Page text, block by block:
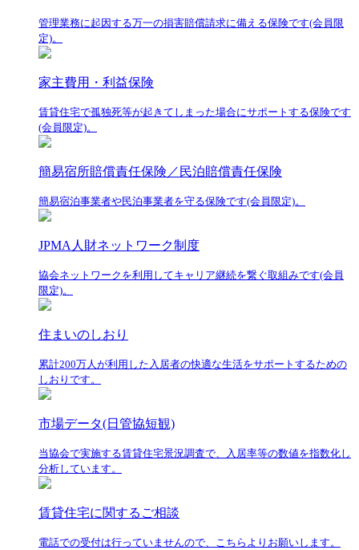
管理業務に起因する万一の損害賠償請求に備える保険です(会員限
定)。
家主費用・利益保険
賃貸住宅で孤独死等が起きてしまった場合にサポートする保険です
(会員限定)。
簡易宿所賠償責任保険／民泊賠償責任保険
簡易宿泊事業者や民泊事業者を守る保険です(会員限定)。
JPMA人財ネットワーク制度
協会ネットワークを利用してキャリア継続を繋ぐ取組みです(会員
限定)。
住まいのしおり
累計200万人が利用した入居者の快適な生活をサポートするための
しおりです。
市場データ(日管協短観)
当協会で実施する賃貸住宅景況調査で、入居率等の数値を指数化し
分析しています。
賃貸住宅に関するご相談
電話での受付は行っていませんので、こちらよりお願いします。